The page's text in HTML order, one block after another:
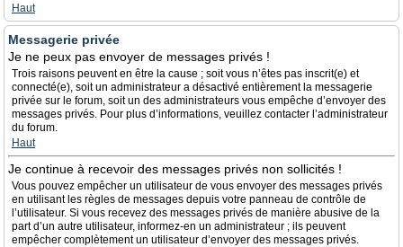
Haut
Messagerie privée
Je ne peux pas envoyer de messages privés !
Trois raisons peuvent en être la cause ; soit vous n’êtes pas inscrit(e) et
connecté(e), soit un administrateur a désactivé entièrement la messagerie
privée sur le forum, soit un des administrateurs vous empêche d’envoyer des
messages privés. Pour plus d’informations, veuillez contacter l’administrateur
du forum.
Haut
Je continue à recevoir des messages privés non sollicités !
Vous pouvez empêcher un utilisateur de vous envoyer des messages privés
en utilisant les règles de messages depuis votre panneau de contrôle de
l’utilisateur. Si vous recevez des messages privés de manière abusive de la
part d’un autre utilisateur, informez-en un administrateur ; ils peuvent
empêcher complètement un utilisateur d’envoyer des messages privés.